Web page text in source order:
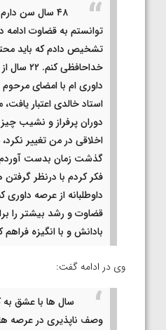
توانستم به قضاوت ادامه
تشخیص دادم که باید
خداحافظی
داوری ام با امضای
استاد خالدی اعتبار
دوران پرفراز و نشیب
اخلاقی در من تغییر
گذشت زمان بدست
فکر کردم با درنظر
داوطلبانه از عرصه
قضاوت و رشد بیشتر را
بادانش و با انگیزه فراهم
وی در ادامه گفت:
سال ها با عشق
وصف ناپذیری در عرصه